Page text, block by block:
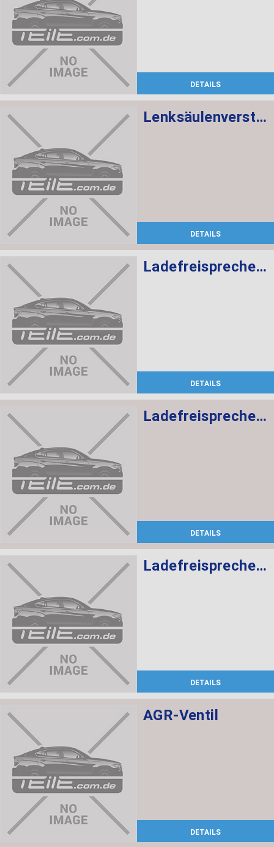
DETAILS
Lenksäulenverstellung mechanisch
DETAILS
Ladefreisprechelektronik High BASIS SVS MULF2
DETAILS
Ladefreisprechelektronik High BASIS SVS MULF2
DETAILS
Ladefreisprechelektronik High BASIS SVS MULF2
DETAILS
AGR-Ventil
DETAILS